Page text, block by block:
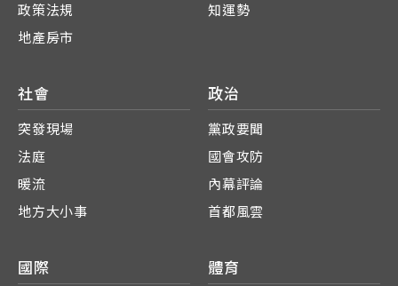
政策法規
地產房市
知運勢
社會
突發現場
法庭
暖流
地方大小事
政治
黨政要聞
國會攻防
內幕評論
首都風雲
國際 體育